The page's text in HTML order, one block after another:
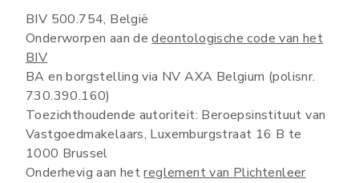
BIV 500.754, België
Onderworpen aan dedeontologische code van het
BIV
BA en borgstelling via NV AXA Belgium (polisnr.
730.390.160)
Toezichthoudende autoriteit: Beroepsinstituut van
Vastgoedmakelaars, Luxemburgstraat 16 B te
1000 Brussel
Onderhevig aan hetreglement van Plichtenleer